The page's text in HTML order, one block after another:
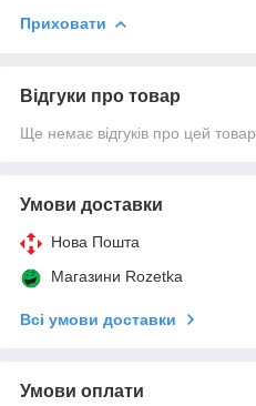
Приховати
Відгуки про товар
Ще немає відгуків про цей товар
Умови доставки
Нова Пошта
Магазини Rozetka
Всі умови доставки
Умови оплати